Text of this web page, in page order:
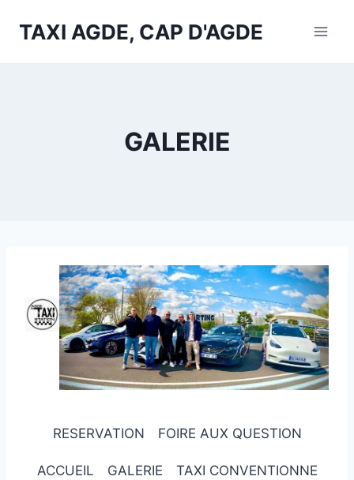
TAXI AGDE, CAP D'AGDE
GALERIE
RESERVATION FOIRE AUX QUESTION
ACCUEIL GALERIE TAXI CONVENTIONNE